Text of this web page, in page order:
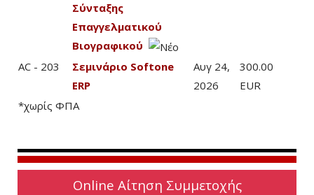
Σύνταξης
Επαγγελματικού
Βιογραφικού
AC - 203
Σεμινάριο Softone
ERP
Αυγ 24,
2026
300.00
EUR
*χωρίς ΦΠΑ
Online Αίτηση Συμμετοχής